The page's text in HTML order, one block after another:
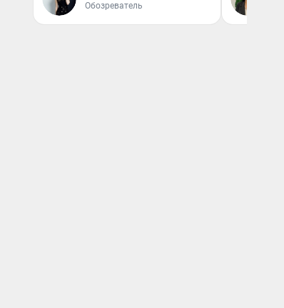
Обозреватель